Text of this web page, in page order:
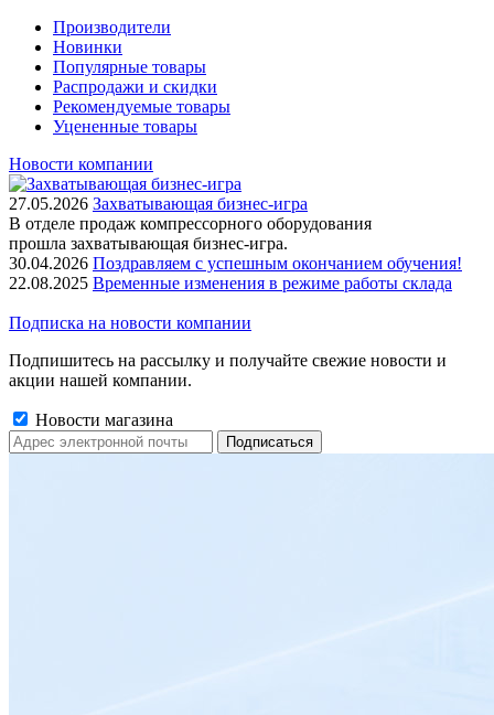
Производители
Новинки
Популярные товары
Распродажи и скидки
Рекомендуемые товары
Уцененные товары
Новости компании
27.05.2026 Захватывающая бизнес-игра
В отделе продаж компрессорного оборудования
прошла захватывающая бизнес-игра.
30.04.2026 Поздравляем с успешным окончанием обучения!
22.08.2025 Временные изменения в режиме работы склада
Подписка на новости компании
Подпишитесь на рассылку и получайте свежие новости и
акции нашей компании.
Новости магазина